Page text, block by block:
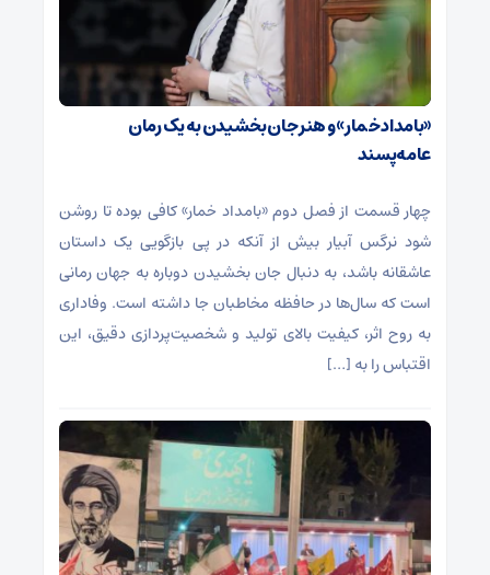
«بامداد خمار» و هنر جان بخشیدن به یک رمان
عامه‌پسند
چهار قسمت از فصل دوم «بامداد خمار» کافی بوده تا روشن
شود نرگس آبیار بیش از آنکه در پی بازگویی یک داستان
عاشقانه باشد، به دنبال جان بخشیدن دوباره به جهان رمانی
است که سال‌ها در حافظه مخاطبان جا داشته است. وفاداری
به روح اثر، کیفیت بالای تولید و شخصیت‌پردازی دقیق، این
اقتباس را به […]